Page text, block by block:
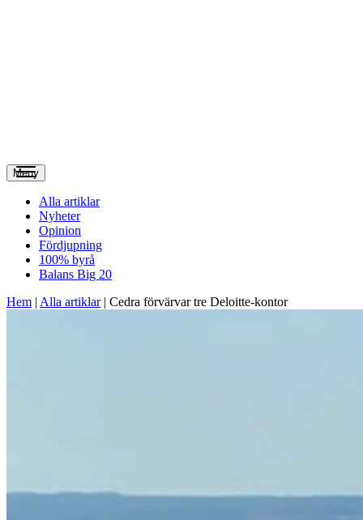
Meny
Alla artiklar
Nyheter
Opinion
Fördjupning
100% byrå
Balans Big 20
Hem | Alla artiklar| Cedra förvärvar tre Deloitte-kontor